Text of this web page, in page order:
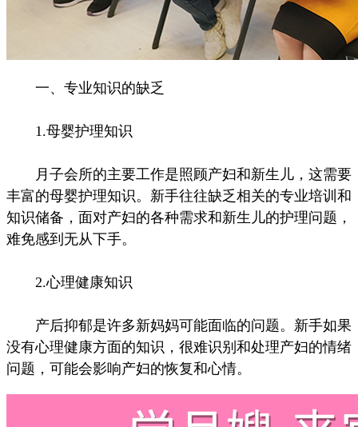
一、专业知识的缺乏
1.母婴护理知识
月子会所的主要工作是照顾产妇和新生儿，这需要
丰富的母婴护理知识。新手往往缺乏相关的专业培训和
知识储备，面对产妇的各种需求和新生儿的护理问题，
难免感到无从下手。
2.心理健康知识
产后抑郁是许多新妈妈可能面临的问题。新手如果
没有心理健康方面的知识，很难识别和处理产妇的情绪
问题，可能会影响产妇的恢复和心情。